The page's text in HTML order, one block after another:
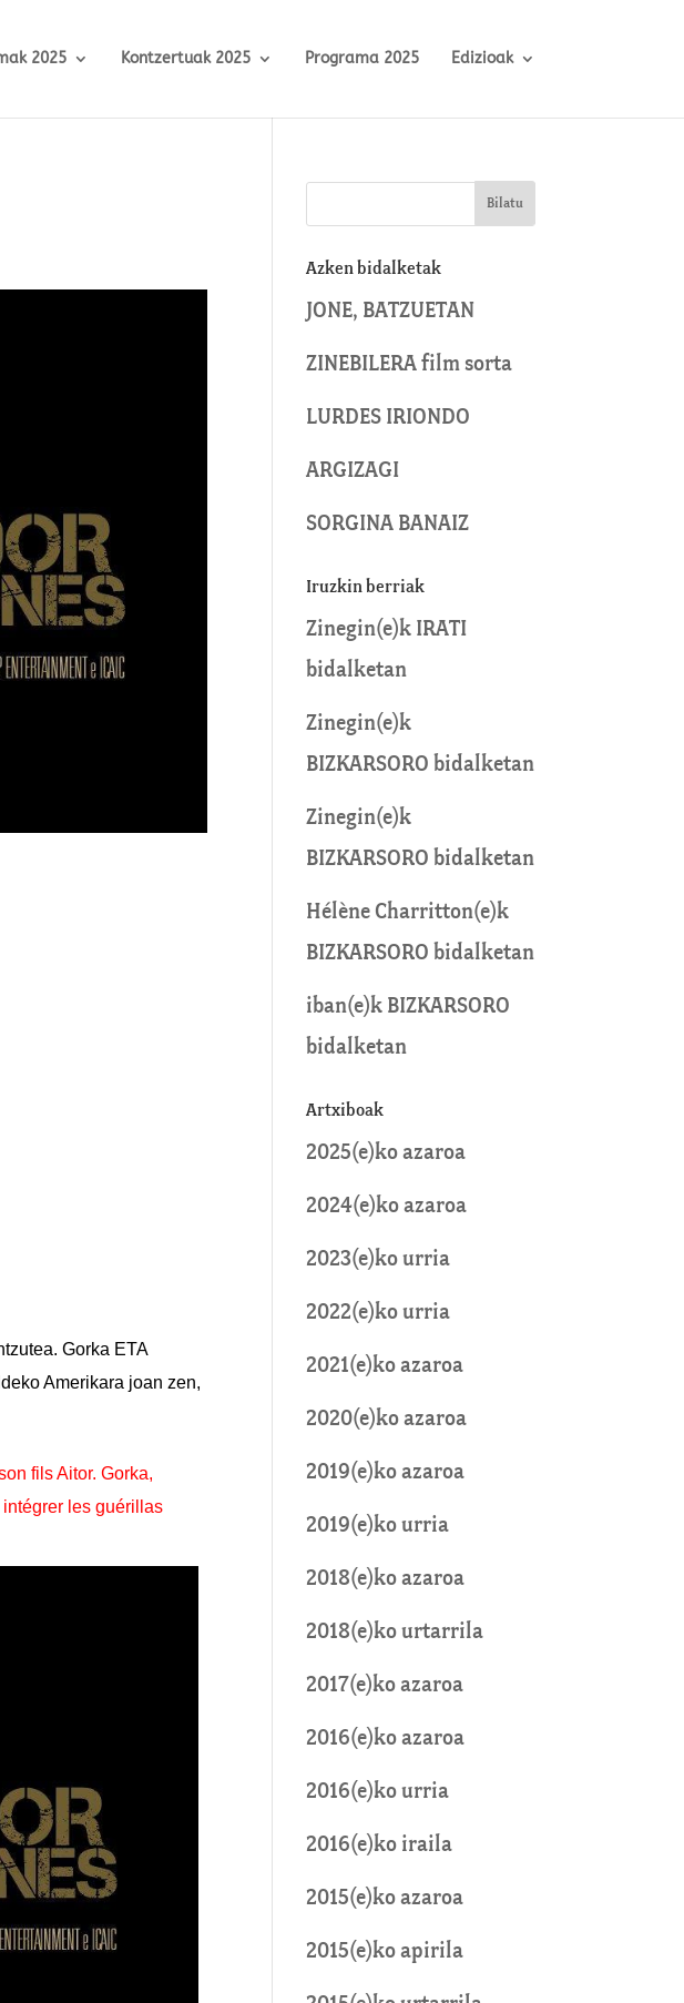
2025 Kontzertuak 2025 Programa 2025 Edizioak
Gorka ETA
Amerikara joan zen,
fils Aitor. Gorka,
les guérillas
Azken bidalketak
JONE, BATZUETAN
ZINEBILERA film sorta
LURDES IRIONDO
ARGIZAGI
SORGINA BANAIZ
Iruzkin berriak
Zinegin(e)k IRATI
bidalketan
Zinegin(e)k
BIZKARSORO bidalketan
Zinegin(e)k
BIZKARSORO bidalketan
Hélène Charritton(e)k
BIZKARSORO bidalketan
iban(e)k BIZKARSORO
bidalketan
Artxiboak
2025(e)ko azaroa
2024(e)ko azaroa
2023(e)ko urria
2022(e)ko urria
2021(e)ko azaroa
2020(e)ko azaroa
2019(e)ko azaroa
2019(e)ko urria
2018(e)ko azaroa
2018(e)ko urtarrila
2017(e)ko azaroa
2016(e)ko azaroa
2016(e)ko urria
2016(e)ko iraila
2015(e)ko azaroa
2015(e)ko apirila